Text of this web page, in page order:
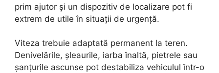
prim ajutor și un dispozitiv de localizare pot fi
extrem de utile în situații de urgență.
Viteza trebuie adaptată permanent la teren.
Denivelările, șleaurile, iarba înaltă, pietrele sau
șanțurile ascunse pot destabiliza vehiculul într-o